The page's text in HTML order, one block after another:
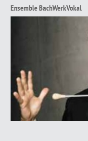
Ensemble BachWerkVokal